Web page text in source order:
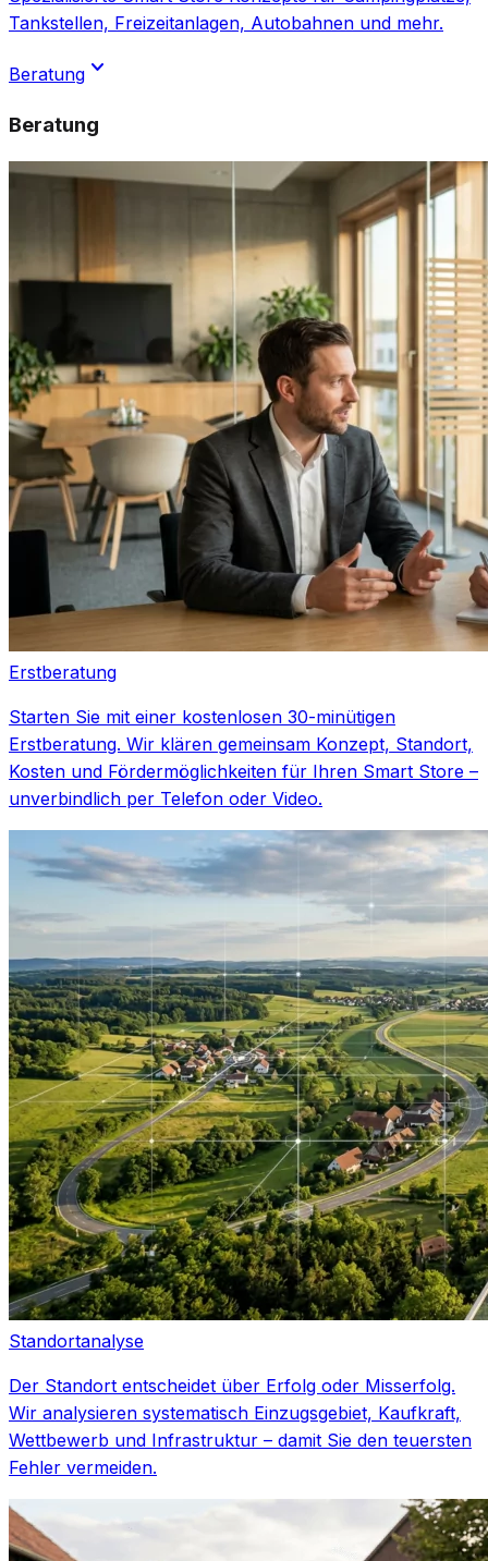
Tankstellen, Freizeitanlagen, Autobahnen und mehr.
Beratung expand_more
Beratung
Erstberatung
Starten Sie mit einer kostenlosen 30-minütigen
Erstberatung. Wir klären gemeinsam Konzept, Standort,
Kosten und Fördermöglichkeiten für Ihren Smart Store –
unverbindlich per Telefon oder Video.
Standortanalyse
Der Standort entscheidet über Erfolg oder Misserfolg.
Wir analysieren systematisch Einzugsgebiet, Kaufkraft,
Wettbewerb und Infrastruktur – damit Sie den teuersten
Fehler vermeiden.